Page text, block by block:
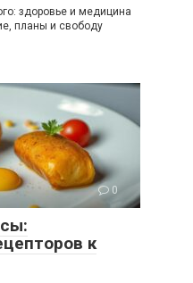
здоровье и медицина
планы и свободу
0
к